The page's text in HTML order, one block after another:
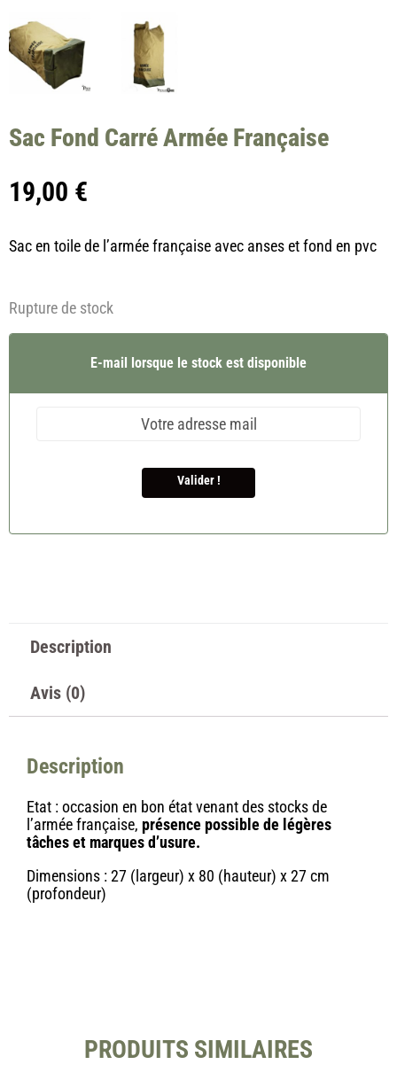
Sac Fond Carré Armée Française
19,00 €
Sac en toile de l’armée française avec anses et fond en pvc
Rupture de stock
E-mail lorsque le stock est disponible
Valider !
Description
Avis (0)
Description
Etat : occasion en bon état venant des stocks de
l’armée française, présence possible de légères
tâches et marques d’usure.
Dimensions : 27 (largeur) x 80 (hauteur) x 27 cm
(profondeur)
PRODUITS SIMILAIRES